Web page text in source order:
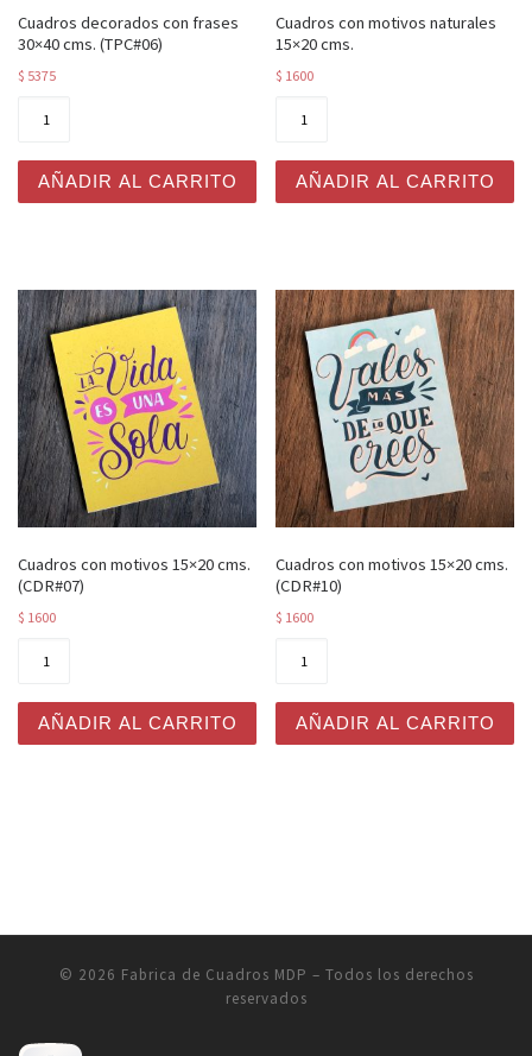
Cuadros decorados con frases
30×40 cms. (TPC#06)
$ 5375
AÑADIR AL CARRITO
Cuadros con motivos naturales
15×20 cms.
$ 1600
AÑADIR AL CARRITO
Cuadros con motivos 15×20 cms.
(CDR#07)
$ 1600
AÑADIR AL CARRITO
Cuadros con motivos 15×20 cms.
(CDR#10)
$ 1600
AÑADIR AL CARRITO
© 2026 Fabrica de Cuadros MDP – Todos los derechos
reservados